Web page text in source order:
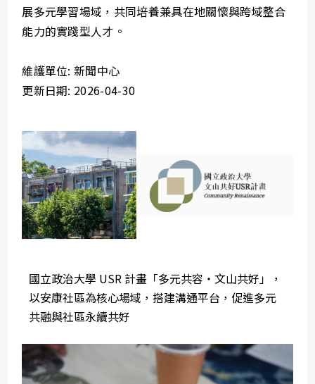
展多元學習場域，共同培養兼具在地關懷與跨域整合
能力的實踐型人才。
維護單位: 新聞中心
更新日期: 2026-04-30
國立政治大學 USR 計畫「多元共容・文山共好」，
以安康社區為核心場域，搭建溝通平台，促進多元
共融與社區永續共好